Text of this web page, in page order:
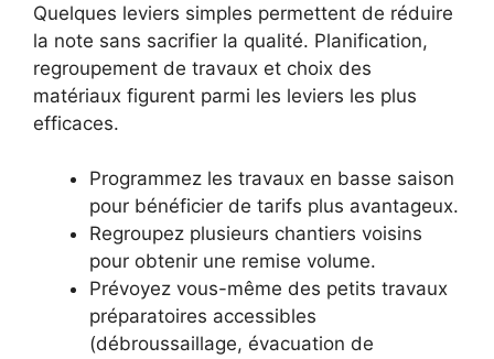
Quelques leviers simples permettent de réduire
la note sans sacrifier la qualité. Planification,
regroupement de travaux et choix des
matériaux figurent parmi les leviers les plus
efficaces.
Programmez les travaux en basse saison
pour bénéficier de tarifs plus avantageux.
Regroupez plusieurs chantiers voisins
pour obtenir une remise volume.
Prévoyez vous-même des petits travaux
préparatoires accessibles
(débroussaillage, évacuation de